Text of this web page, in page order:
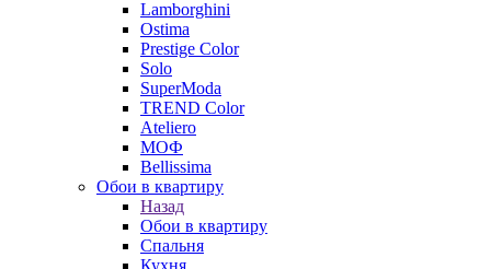
Lamborghini
Ostima
Prestige Color
Solo
SuperModa
TREND Color
Ateliero
МОФ
Bellissima
Обои в квартиру
Назад
Обои в квартиру
Спальня